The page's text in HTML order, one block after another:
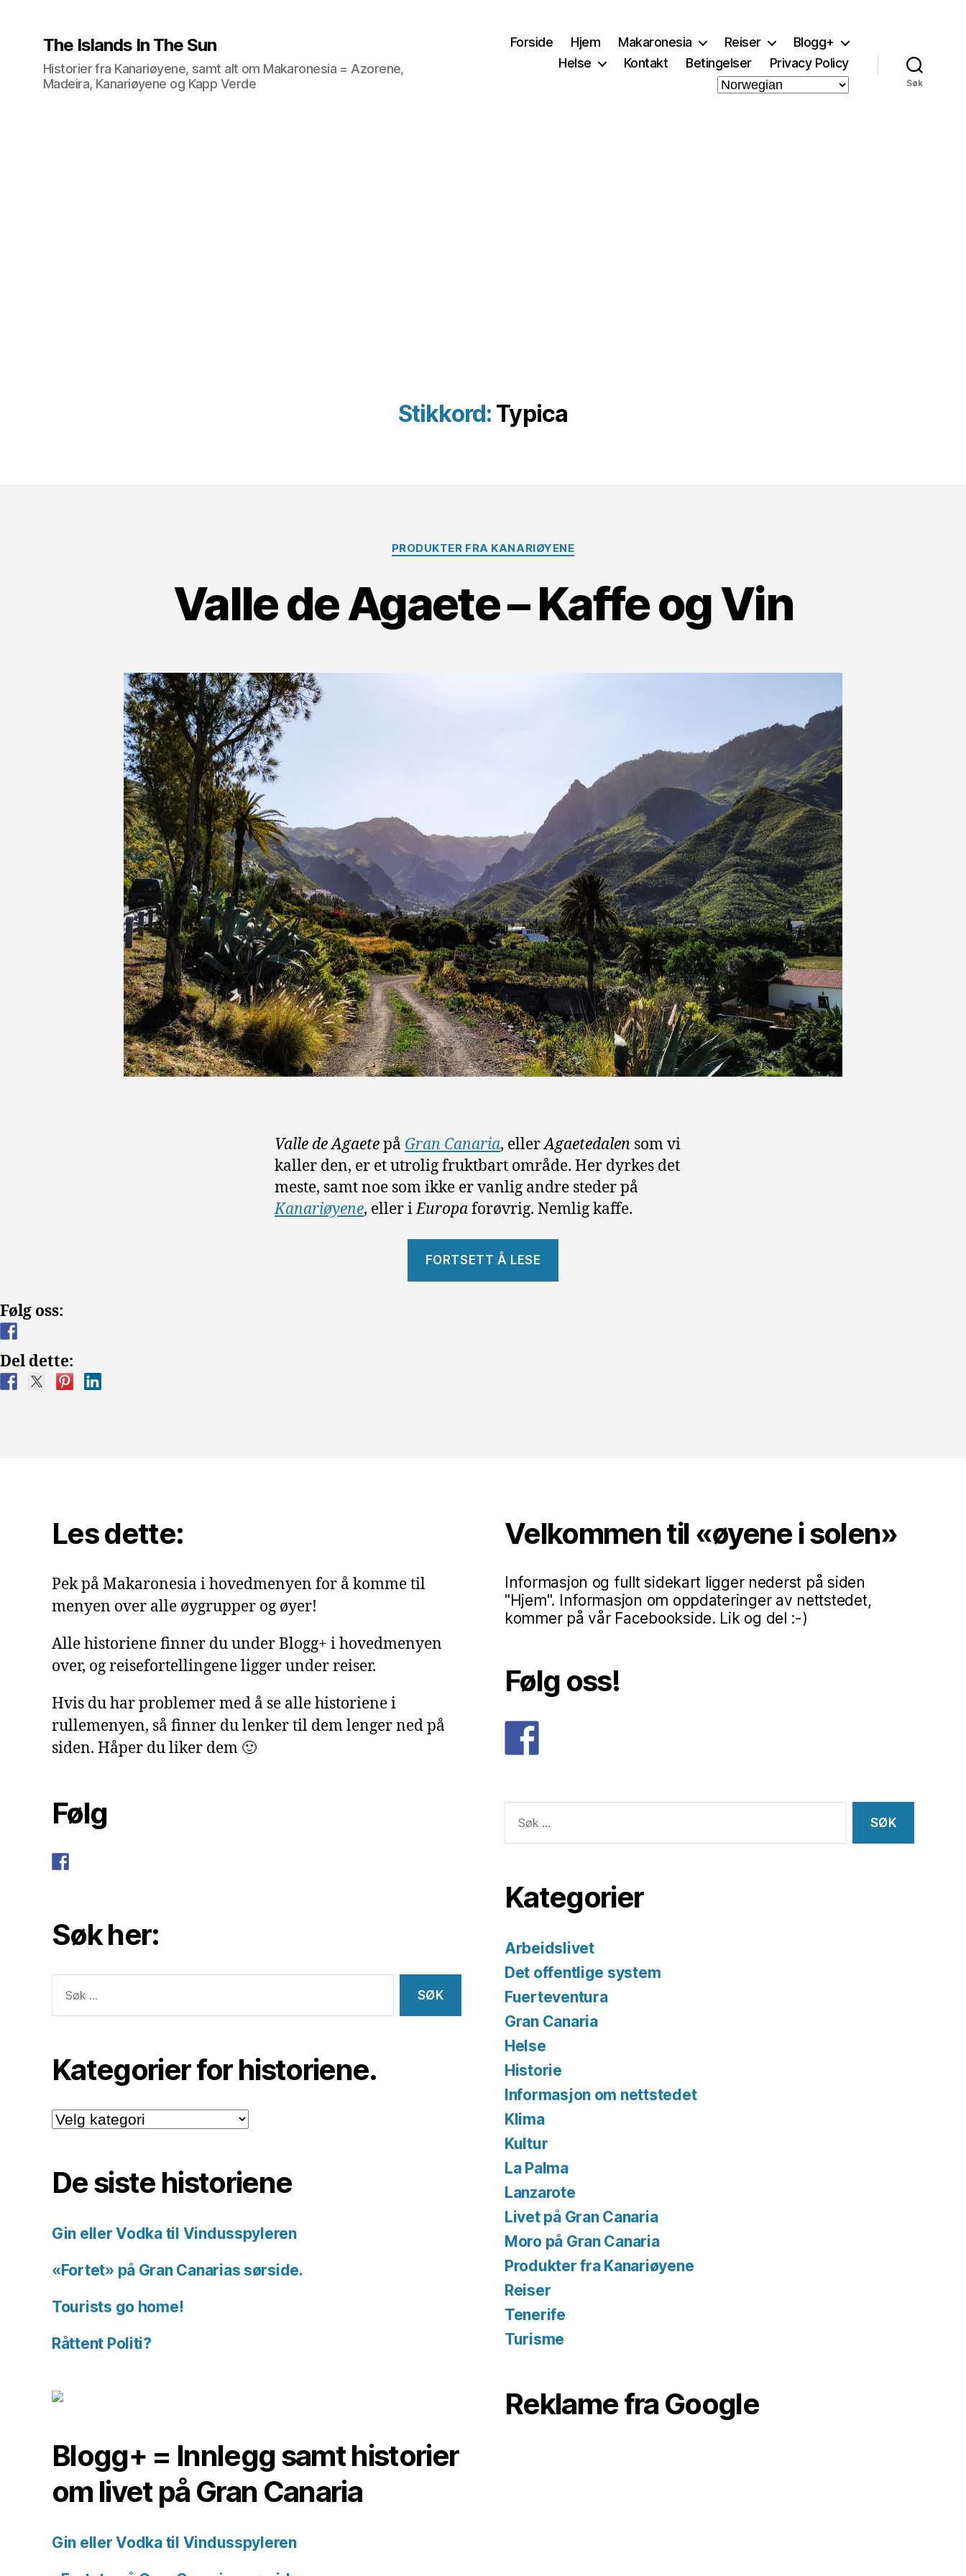
The Islands In The Sun
Historier fra Kanariøyene, samt alt om Makaronesia = Azorene,
Madeira, Kanariøyene og Kapp Verde
Forside Hjem Makaronesia Reiser
Blogg+
Helse
Kontakt Betingelser Privacy Policy
Søk
Stikkord: Typica
Kategorier
PRODUKTER FRA KANARIØYENE
Valle de Agaete – Kaffe og Vin
Valle de Agaetepå Gran Canaria, ellerAgaetedalen som vi
kaller den, er et utrolig fruktbart område. Her dyrkes det
meste, samt noe som ikke er vanlig andre steder på
Kanariøyene, eller iEuropaforøvrig. Nemlig kaffe.
FORTSETT Å LESE
Følg oss:
Del dette:
Les dette:
Pek på Makaronesia i hovedmenyen for å komme til
menyen over alle øygrupper og øyer!
Alle historiene finner du under Blogg+ i hovedmenyen
over, og reisefortellingene ligger under reiser.
Hvis du har problemer med å se alle historiene i
rullemenyen, så finner du lenker til dem lenger ned på
siden. Håper du liker dem 🙂
Følg
Søk her:
etter:
Kategorier for historiene.
Kategorier
for
De siste historiene
Gin eller Vodka til Vindusspyleren
«Fortet» på Gran Canarias sørside.
Tourists go home!
Råttent Politi?
Blogg+ = Innlegg samt historier
om livet på Gran Canaria
Gin eller Vodka til Vindusspyleren
Velkommen til «øyene i solen»
Informasjon og fullt sidekart ligger nederst på siden
"Hjem". Informasjon om oppdateringer av nettstedet,
kommer på vår Facebookside. Lik og del :-)
Følg oss!
etter:
Kategorier
Arbeidslivet
Det offentlige system
Fuerteventura
Gran Canaria
Helse
Historie
Informasjon om nettstedet
Klima
Kultur
La Palma
Lanzarote
Livet på Gran Canaria
Moro på Gran Canaria
Produkter fra Kanariøyene
Reiser
Tenerife
Turisme
Reklame fra Google